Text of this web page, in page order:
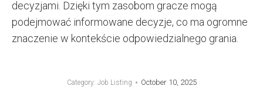
decyzjami. Dzięki tym zasobom gracze mogą
podejmować informowane decyzje, co ma ogromne
znaczenie w kontekście odpowiedzialnego grania.
Category: Job Listing October 10, 2025